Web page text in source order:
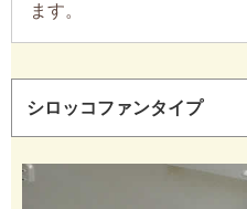
ます。
シロッコファンタイプ